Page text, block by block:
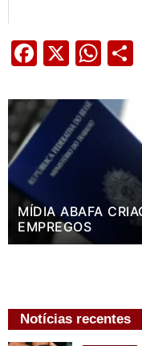
Facebook
X
MÍDIA ABAFA
EMPREGOS
Notícias recentes